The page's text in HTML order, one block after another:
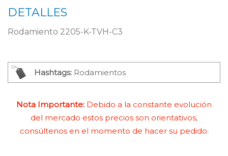
DETALLES
Rodamiento 2205-K-TVH-C3
Hashtags: Rodamientos
Nota Importante: Debido a la constante evolución
del mercado estos precios son orientativos,
consúltenos en el momento de hacer su pedido.